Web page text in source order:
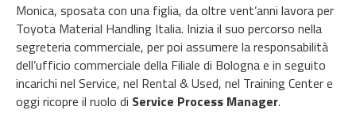
Monica, sposata con una figlia, da oltre vent’anni lavora per
Toyota Material Handling Italia. Inizia il suo percorso nella
segreteria commerciale, per poi assumere la responsabilità
dell’ufficio commerciale della Filiale di Bologna e in seguito
incarichi nel Service, nel Rental & Used, nel Training Center e
oggi ricopre il ruolo di Service Process Manager.